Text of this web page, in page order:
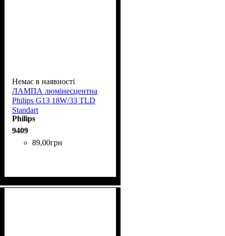
Немає в наявності
ЛАМПА люмінесцентна
Phіlіps G13 18W/33 TLD
Standart
Philips
9409
89,00грн